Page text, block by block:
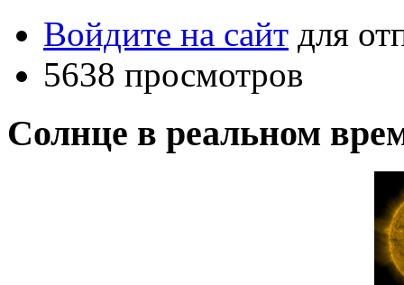
Войдите на сайт для
5638 просмотров
Солнце в реальном